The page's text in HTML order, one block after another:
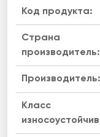
Код продукта:
Страна
производитель:
Производитель:
Класс